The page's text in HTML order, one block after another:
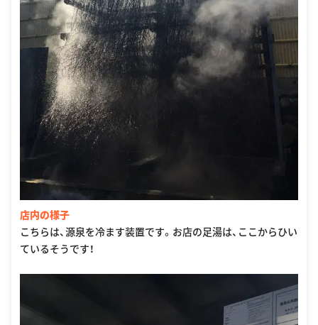
店内の様子
こちらは、源泉を冷ます装置です。お店の足湯は、ここからひい
ているそうです！